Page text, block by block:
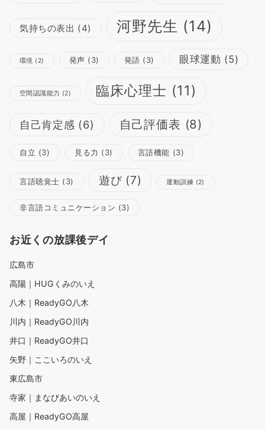
気持ちの表出 (4) 河野先生 (14)
環境 (2) 発声 (3) 発語 (3) 眼球運動 (5)
空間認識能力 (2) 臨床心理士 (11)
自己肯定感 (6) 自己評価表 (8)
自立 (3) 見る力 (3) 言語機能 (3)
言語聴覚士 (3) 遊び(7) 運動訓練 (2)
非言語コミュニケーション (3)
お近くの放課後デイ
広島市
高陽｜HUGくみのいえ
八木｜ReadyGO八木
川内｜ReadyGO川内
井口｜ReadyGO井口
矢野｜ここいろのいえ
東広島市
寺家｜まなびあいのいえ
高屋｜ReadyGO高屋